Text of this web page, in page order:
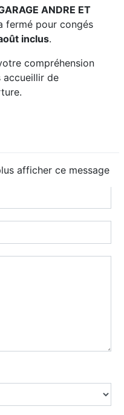
ANDRE ET
fermé pour congés
inclus.
compréhension
accueillir de
afficher ce message
nous